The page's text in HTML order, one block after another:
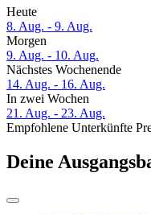
Heute
8. Aug. - 9. Aug.
Morgen
9. Aug. - 10. Aug.
Nächstes Wochenende
14. Aug. - 16. Aug.
In zwei Wochen
21. Aug. - 23. Aug.
Empfohlene Unterkünfte
Deine